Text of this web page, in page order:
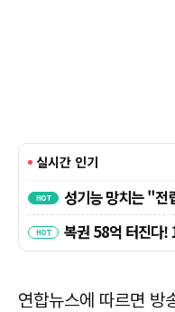
연합뉴스에 따르면 방